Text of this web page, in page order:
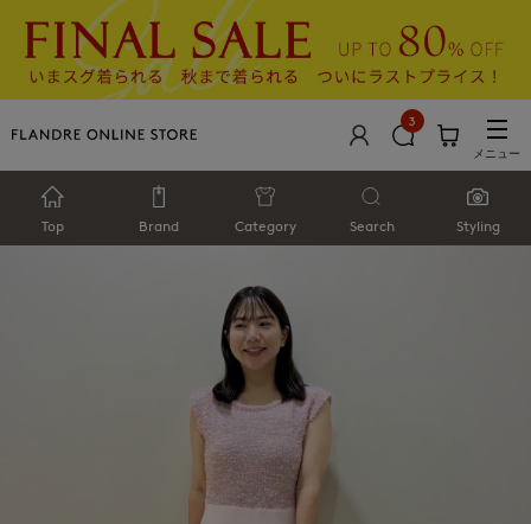
3
メニュー
Top Brand Category Search Styling